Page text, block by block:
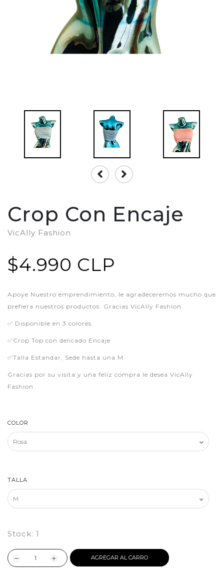
Crop Con Encaje
VicAlly Fashion
$4.990 CLP
Apoye Nuestro emprendimiento, le agradeceremos mucho que
prefiera nuestros productos. Gracias VicAlly Fashion
✅ Disponible en 3 colores
✅Crop Top con delicado Encaje
✅Talla Estandar, Sede hasta una M
Gracias por su visita y una feliz compra le desea VicAlly
Fashion
COLOR
TALLA
Stock: 1
AGREGAR AL CARRO